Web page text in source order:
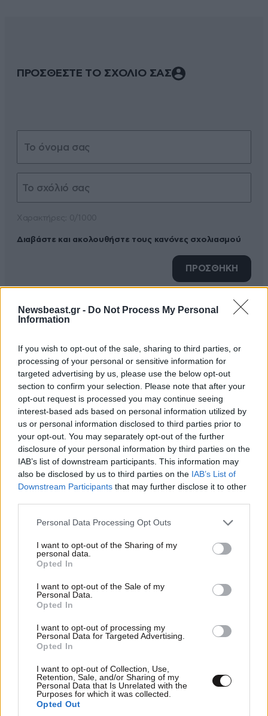
Newsbeast.gr - Do Not Process My Personal
Information
If you wish to opt-out of the sale, sharing to third parties, or
processing of your personal or sensitive information for
targeted advertising by us, please use the below opt-out
section to confirm your selection. Please note that after your
opt-out request is processed you may continue seeing
interest-based ads based on personal information utilized by
us or personal information disclosed to third parties prior to
your opt-out. You may separately opt-out of the further
disclosure of your personal information by third parties on the
IAB’s list of downstream participants. This information may
also be disclosed by us to third parties on the IAB’s List of
Downstream Participants that may further disclose it to other
Please note that this website/app uses one or more Google
not limited to your visit or usage behaviour. You may click to
grant or deny consent to Google and its third-party tags to
use your data for below specified purposes in below Google
consent section.
Personal Data Processing Opt Outs
I want to opt-out of the Sharing of my
personal data.
Opted In
I want to opt-out of the Sale of my
Personal Data.
Opted In
I want to opt-out of processing my
Personal Data for Targeted Advertising.
Opted In
I want to opt-out of Collection, Use,
Retention, Sale, and/or Sharing of my
Personal Data that Is Unrelated with the
Purposes for which it was collected.
Opted Out
ΠΡΟΣΘΕΣΤΕ ΤΟ ΣΧΟΛΙΟ ΣΑΣ
Διαβάστε και ακολουθήστε τους κανόνες σχολιασμού
ΠΡΟΣΘΗΚΗ
Παντα καλυμενη η καμερα του ταμπλετ ή του
υπολογιστη με ενα μικρο αυτοκολητο και την
ανοιγουμε οταν θελουμε να κανουμε βιντεοκληση. Ας
καταγραφει καποιος το μαυρο σοκταδι
Απαντήστε 0
TRENDING